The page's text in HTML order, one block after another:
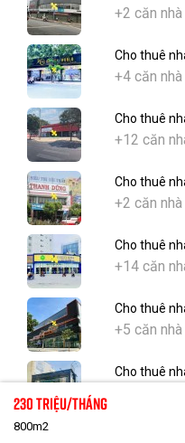
+2 căn nhà
Cho thuê
+4 căn nhà
Cho thuê
+12 căn
Cho thuê
+2 căn nhà
Cho thuê
+14 căn
Cho thuê
+5 căn nhà
Cho thuê
230 Triệu/tháng
800m2